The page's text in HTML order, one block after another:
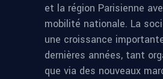
et la région Parisienne
mobilité nationale. La
une croissance
dernières années, tant
que via des nouveaux